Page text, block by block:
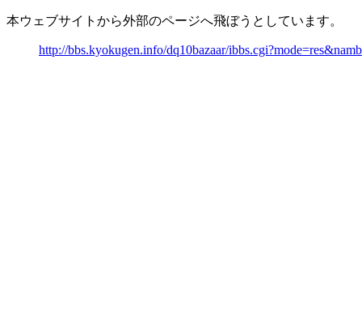
本ウェブサイトから外部のページへ飛ぼうとしています。
http://bbs.kyokugen.info/dq10bazaar/